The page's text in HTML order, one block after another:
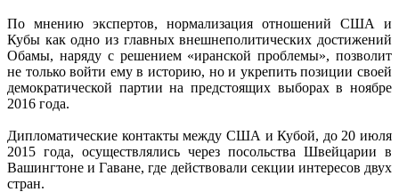
По мнению экспертов, нормализация отношений США и
Кубы как одно из главных внешнеполитических достижений
Обамы, наряду с решением «иранской проблемы», позволит
не только войти ему в историю, но и укрепить позиции своей
демократической партии на предстоящих выборах в ноябре
2016 года.
Дипломатические контакты между США и Кубой, до 20 июля
2015 года, осуществлялись через посольства Швейцарии в
Вашингтоне и Гаване, где действовали секции интересов двух
стран.